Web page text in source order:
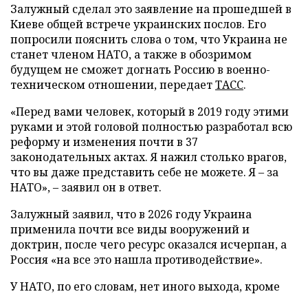
Залужный сделал это заявление на прошедшей в
Киеве общей встрече украинских послов. Его
попросили пояснить слова о том, что Украина не
станет членом НАТО, а также в обозримом
будущем не сможет догнать Россию в военно-
техническом отношении, передаетТАСС.
«Перед вами человек, который в 2019 году этими
руками и этой головой полностью разработал всю
реформу и изменения почти в 37
законодательных актах. Я нажил столько врагов,
что вы даже представить себе не можете. Я – за
НАТО», – заявил он в ответ.
Залужный заявил, что в 2026 году Украина
применила почти все виды вооружений и
доктрин, после чего ресурс оказался исчерпан, а
Россия «на все это нашла противодействие».
У НАТО, по его словам, нет иного выхода, кроме